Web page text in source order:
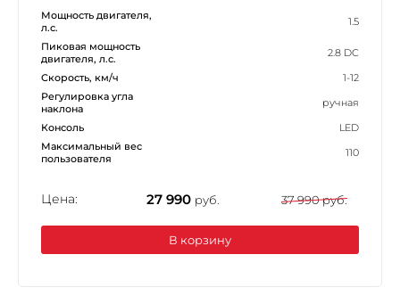
Мощность двигателя,
л.с.
1.5
Пиковая мощность
двигателя, л.с.
2.8 DC
Скорость, км/ч
1-12
Регулировка угла
наклона
ручная
Консоль
LED
Максимальный вес
пользователя
110
Цена: 27 990 руб. 37 990 руб.
В корзину